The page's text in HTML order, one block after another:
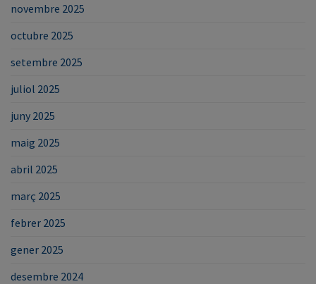
novembre 2025
octubre 2025
setembre 2025
juliol 2025
juny 2025
maig 2025
abril 2025
març 2025
febrer 2025
gener 2025
desembre 2024